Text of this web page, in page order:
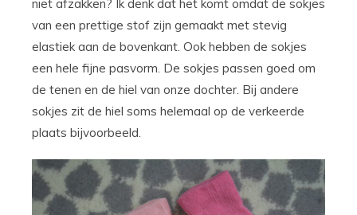
niet afzakken? Ik denk dat het komt omdat de sokjes
van een prettige stof zijn gemaakt met stevig
elastiek aan de bovenkant. Ook hebben de sokjes
een hele fijne pasvorm. De sokjes passen goed om
de tenen en de hiel van onze dochter. Bij andere
sokjes zit de hiel soms helemaal op de verkeerde
plaats bijvoorbeeld.